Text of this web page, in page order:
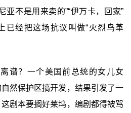
亚不是用来卖的”“伊万卡，回家”
已经把这场抗议叫做“火烈鸟革
谱？一个美国前总统的女儿女
然保护区搞开发，结果引发了一
剧本要搁好莱坞，编剧都得被骂